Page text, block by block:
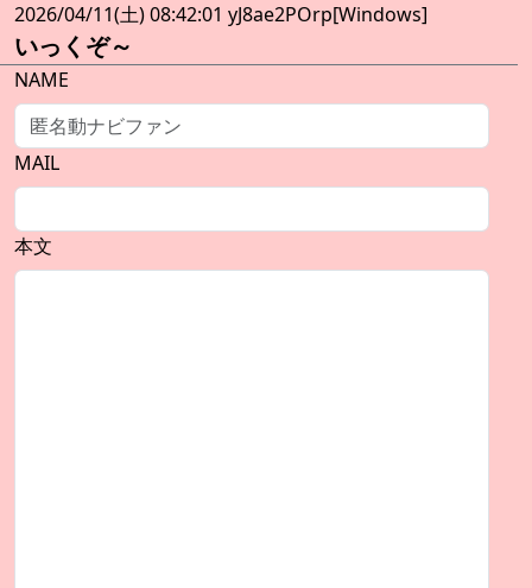
2026/04/11(土) 08:42:01 yJ8ae2POrp[Windows]
いっくぞ～
NAME
MAIL
本文